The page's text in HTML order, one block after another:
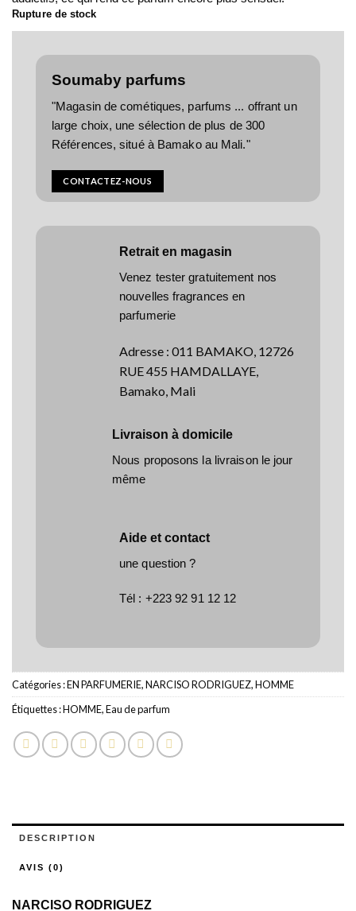
Rupture de stock
Soumaby parfums
"Magasin de cométiques, parfums ... offrant un
large choix, une sélection de plus de 300
Références, situé à Bamako au Mali."
CONTACTEZ-NOUS
Retrait en magasin
Venez tester gratuitement nos
nouvelles fragrances en
parfumerie
Adresse : 011 BAMAKO, 12726
RUE 455 HAMDALLAYE,
Bamako, Mali
Livraison à domicile
Nous proposons la livraison le jour
même
Aide et contact
une question ?
Tél : +223 92 91 12 12
Catégories :EN PARFUMERIE,NARCISO RODRIGUEZ,HOMME
Étiquettes :HOMME,Eau de parfum
DESCRIPTION
AVIS (0)
NARCISO RODRIGUEZ